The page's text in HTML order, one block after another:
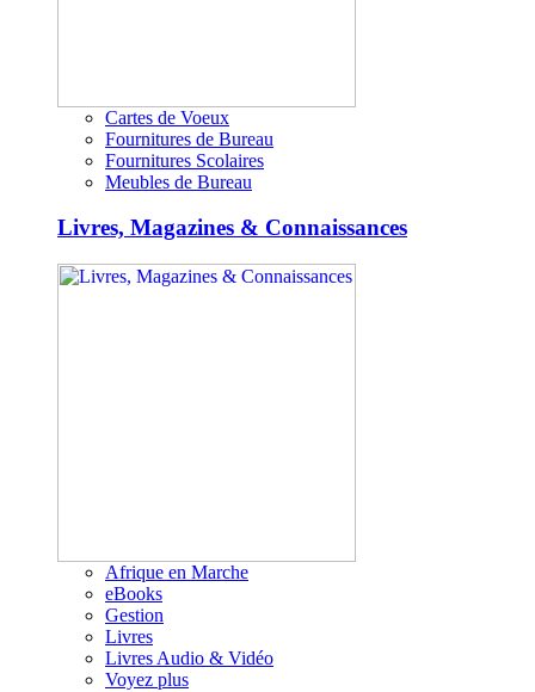
Cartes de Voeux
Fournitures de Bureau
Fournitures Scolaires
Meubles de Bureau
Livres, Magazines & Connaissances
Afrique en Marche
eBooks
Gestion
Livres
Livres Audio & Vidéo
Voyez plus